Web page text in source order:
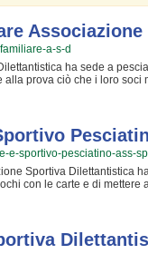
a-s-d
ha sede a
prova ciò che i loro soci
danno a tutti l'opportunità
idee e nuove soluzioni! I
collaborazione; per
iscritti! La soddisfazione
volta che sarete partiti, non
Associazione
cui passare davvero bene
sui loro corsi puoi
e-sportivo-pesciatino-ass-
Sportiva Dilettantistica
con le carte e di mettere
incontri mensili e
di poter confrontare
da lunghi periodi di
iscritti! La
che sarete partiti, non